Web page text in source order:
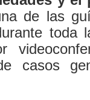
de las
toda
casos